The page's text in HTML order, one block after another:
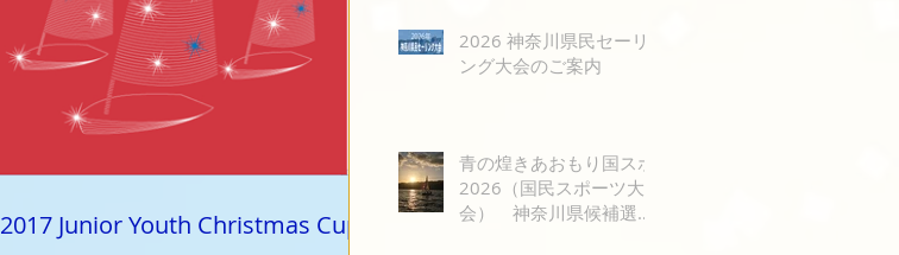
2017 Junior Youth Christmas Cup
2026 神奈川県民セーリ
ング大会のご案内
青の煌きあおもり国スポ
2026（国民スポーツ大
会） 神奈川県候補選手